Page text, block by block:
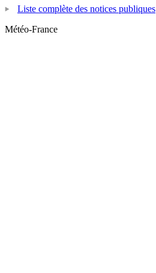
Liste complète des notices publiques
Météo-France